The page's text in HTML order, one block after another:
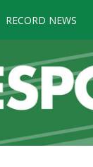
RECORD NEWS